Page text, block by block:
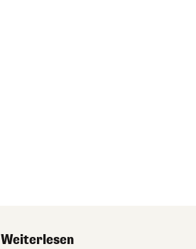
Weiterlesen